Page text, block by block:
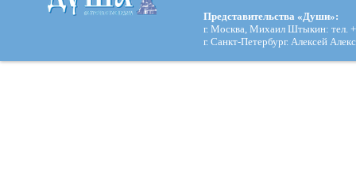
Представительства «Души»:
г. Москва, Михаил Штыкин: тел.
г. Санкт-Петербург. Алексей